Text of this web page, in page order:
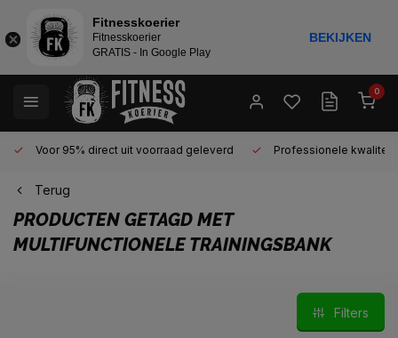
0
Voor 95% direct uit voorraad geleverd Professionele kwaliteit
Terug
PRODUCTEN GETAGD MET
MULTIFUNCTIONELE TRAININGSBANK
Filters
Fitnesskoerier
Fitnesskoerier
GRATIS - In Google Play
BEKIJKEN